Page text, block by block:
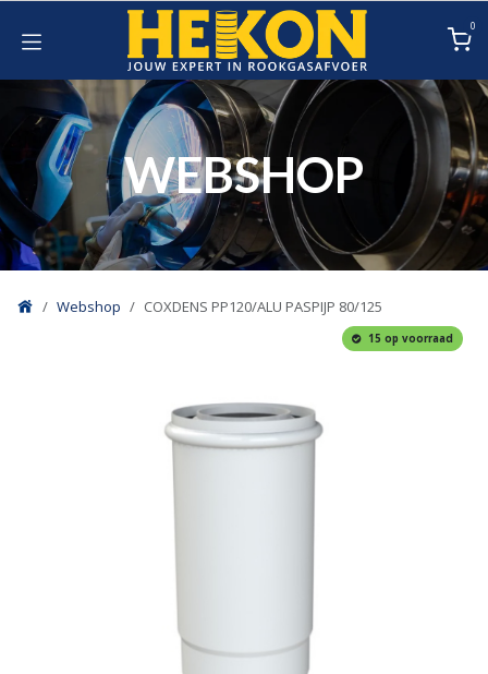
Overslaan naar inhoud
0
WEBSHOP
Webshop COXDENS PP120/ALU PASPIJP 80/125
15 op voorraad